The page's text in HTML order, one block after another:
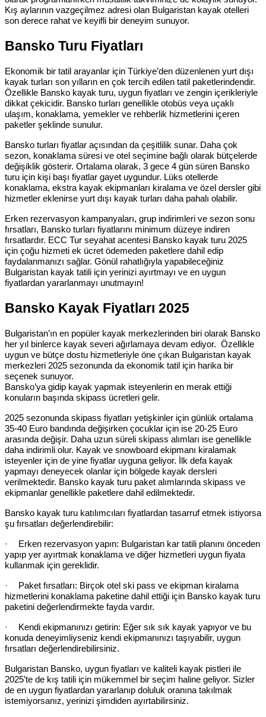
Kış aylarının vazgeçilmez adresi olan Bulgaristan kayak otelleri
son derece rahat ve keyifli bir deneyim sunuyor.
Bansko Turu Fiyatları
Ekonomik bir tatil arayanlar için Türkiye’den düzenlenen yurt dışı
kayak turları son yılların en çok tercih edilen tatil paketlerindendir.
Özellikle Bansko kayak turu, uygun fiyatları ve zengin içerikleriyle
dikkat çekicidir. Bansko turları genellikle otobüs veya uçaklı
ulaşım, konaklama, yemekler ve rehberlik hizmetlerini içeren
paketler şeklinde sunulur.
Bansko turları fiyatlar açısından da çeşitlilik sunar. Daha çok
sezon, konaklama süresi ve otel seçimine bağlı olarak bütçelerde
değişiklik gösterir. Ortalama olarak, 3 gece 4 gün süren Bansko
turu için kişi başı fiyatlar gayet uygundur. Lüks otellerde
konaklama, ekstra kayak ekipmanları kiralama ve özel dersler gibi
hizmetler eklenirse yurt dışı kayak turları daha pahalı olabilir.
Erken rezervasyon kampanyaları, grup indirimleri ve sezon sonu
fırsatları, Bansko turları fiyatlarını minimum düzeye indiren
fırsatlardır. ECC Tur seyahat acentesi Bansko kayak turu 2025
için çoğu hizmeti ek ücret ödemeden paketlere dahil edip
faydalanmanızı sağlar. Gönül rahatlığıyla yapabileceğiniz
Bulgaristan kayak tatili için yerinizi ayırtmayı ve en uygun
fiyatlardan yararlanmayı unutmayın!
Bansko Kayak Fiyatları 2025
Bulgaristan’ın en popüler kayak merkezlerinden biri olarak Bansko
her yıl binlerce kayak severi ağırlamaya devam ediyor. Özellikle
uygun ve bütçe dostu hizmetleriyle öne çıkan Bulgaristan kayak
merkezleri 2025 sezonunda da ekonomik tatil için harika bir
seçenek sunuyor.
Bansko’ya gidip kayak yapmak isteyenlerin en merak ettiği
konuların başında skipass ücretleri gelir.
2025 sezonunda skipass fiyatları yetişkinler için günlük ortalama
35-40 Euro bandında değişirken çocuklar için ise 20-25 Euro
arasında değişir. Daha uzun süreli skipass alımları ise genellikle
daha indirimli olur. Kayak ve snowboard ekipmanı kiralamak
isteyenler için de yine fiyatlar uyguna geliyor. İlk defa kayak
yapmayı deneyecek olanlar için bölgede kayak dersleri
verilmektedir. Bansko kayak turu paket alımlarında skipass ve
ekipmanlar genellikle paketlere dahil edilmektedir.
Bansko kayak turu katılımcıları fiyatlardan tasarruf etmek istiyorsa
şu fırsatları değerlendirebilir:
·
Erken rezervasyon yapın: Bulgaristan kar tatili planını önceden
yapıp yer ayırtmak konaklama ve diğer hizmetleri uygun fiyata
kullanmak için gereklidir.
·
Paket fırsatları: Birçok otel ski pass ve ekipman kiralama
hizmetlerini konaklama paketine dahil ettiği için Bansko kayak turu
paketini değerlendirmekte fayda vardır.
·
Kendi ekipmanınızı getirin: Eğer sık sık kayak yapıyor ve bu
konuda deneyimliyseniz kendi ekipmanınızı taşıyabilir, uygun
fırsatları değerlendirebilirsiniz.
Bulgaristan Bansko, uygun fiyatları ve kaliteli kayak pistleri ile
2025’te de kış tatili için mükemmel bir seçim haline geliyor. Sizler
de en uygun fiyatlardan yararlanıp doluluk oranına takılmak
istemiyorsanız, yerinizi şimdiden ayırtabilirsiniz.